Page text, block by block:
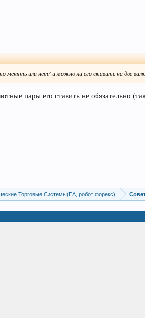
менять или нет? и можно ли его ставить на две
пары его ставить не обязательно
Торговые Системы(EA, робот форекс)